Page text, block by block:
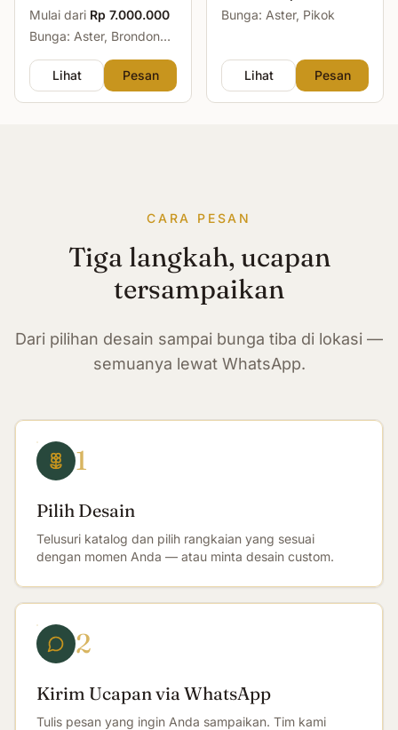
Mulai dari Rp 7.000.000
Bunga: Aster, Brondong,
Lihat
Pesan
Bunga: Aster, Pikok
Lihat Pesan
CARA PESAN
Tiga langkah, ucapan
tersampaikan
Dari pilihan desain sampai bunga tiba di lokasi —
semuanya lewat WhatsApp.
1
Pilih Desain
Telusuri katalog dan pilih rangkaian yang sesuai
dengan momen Anda — atau minta desain custom.
2
Kirim Ucapan via WhatsApp
Tulis pesan yang ingin Anda sampaikan. Tim kami